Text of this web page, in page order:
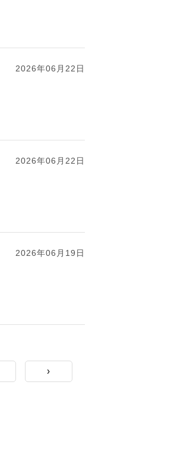
2026年06月22日
2026年06月22日
2026年06月19日
›